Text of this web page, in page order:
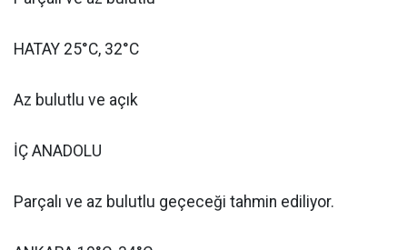
HATAY 25°C, 32°C
Az bulutlu ve açık
İÇ ANADOLU
Parçalı ve az bulutlu geçeceği tahmin ediliyor.